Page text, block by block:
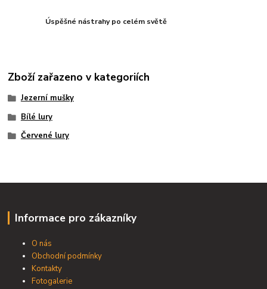
Úspěšné nástrahy po celém světě
Zboží zařazeno v kategoriích
Jezerní mušky
Bílé lury
Červené lury
Informace pro zákazníky
O nás
Obchodní podmínky
Kontakty
Fotogalerie